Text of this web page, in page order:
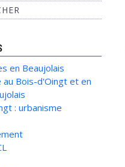
en Beaujolais
au Bois-d'Oingt et en
: urbanisme